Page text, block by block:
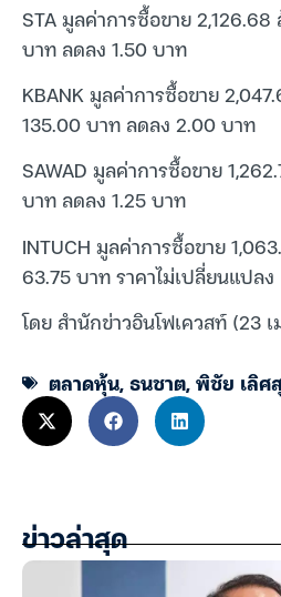
STA มูลค่าการซื้อขาย
บาท ลดลง 1.50 บาท
KBANK มูลค่าการซื้อขาย
135.00 บาท ลดลง 2.00 บาท
SAWAD มูลค่าการซื้อขาย
บาท ลดลง 1.25 บาท
INTUCH มูลค่าการซื้อขาย
63.75 บาท ราคาไม่เปลี่ยนแปลง
โดย สำนักข่าวอินโฟเควสท์ (23
ตลาดหุ้น,ธนชาต,พิชัย เลิศ
ข่าวล่าสุด